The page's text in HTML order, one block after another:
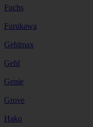
Fuchs
Furukawa
Gehlmax
Gehl
Genie
Grove
Hako